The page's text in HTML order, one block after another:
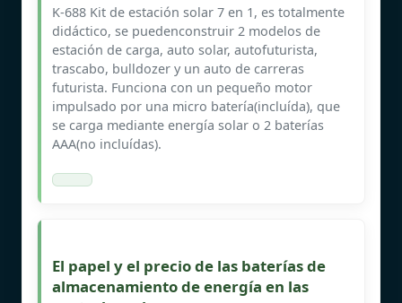
K-688 Kit de estación solar 7 en 1, es totalmente
didáctico, se puedenconstruir 2 modelos de
estación de carga, auto solar, autofuturista,
trascabo, bulldozer y un auto de carreras
futurista. Funciona con un pequeño motor
impulsado por una micro batería(incluída), que
se carga mediante energía solar o 2 baterías
AAA(no incluídas).
El papel y el precio de las baterías de
almacenamiento de energía en las